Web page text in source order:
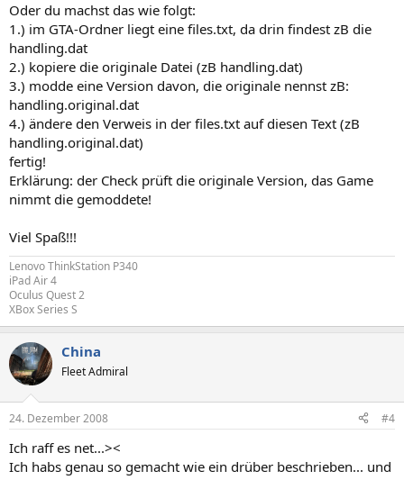
Oder du machst das wie folgt:
1.) im GTA-Ordner liegt eine files.txt, da drin findest zB die
handling.dat
2.) kopiere die originale Datei (zB handling.dat)
3.) modde eine Version davon, die originale nennst zB:
handling.original.dat
4.) ändere den Verweis in der files.txt auf diesen Text (zB
handling.original.dat)
fertig!
Erklärung: der Check prüft die originale Version, das Game
nimmt die gemoddete!
Viel Spaß!!!
Lenovo ThinkStation P340
iPad Air 4
Oculus Quest 2
XBox Series S
China
Fleet Admiral
24. Dezember 2008 #4
Ich raff es net...><
Ich habs genau so gemacht wie ein drüber beschrieben... und